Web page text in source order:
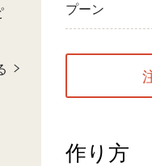
プーン
作り方